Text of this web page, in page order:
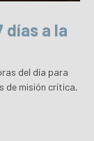
días a la
del día para
de misión crítica,